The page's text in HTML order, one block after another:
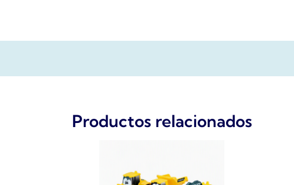
Productos relacionados